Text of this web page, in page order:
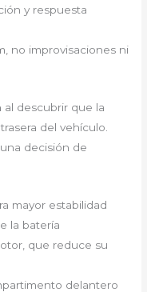
y respuesta
no improvisaciones ni
descubrir que la
del vehículo.
decisión de
mayor estabilidad
la batería
que reduce su
delantero